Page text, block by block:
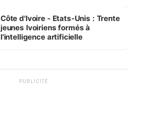
Côte d'Ivoire - Etats-Unis : Trente
jeunes Ivoiriens formés à
l'intelligence artificielle
PUBLICITÉ